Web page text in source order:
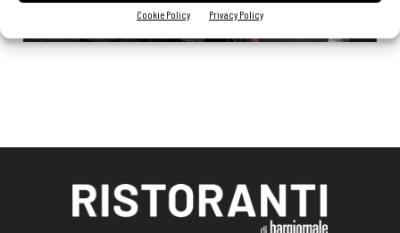
Cookie Policy Privacy Policy